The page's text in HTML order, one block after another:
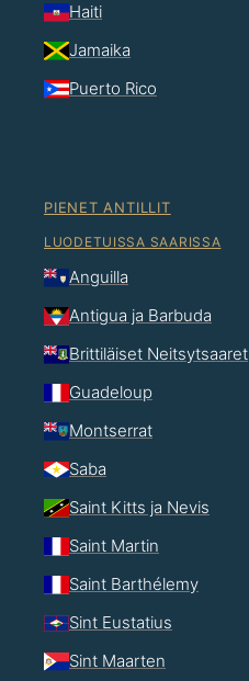
Haiti
Jamaika
Puerto Rico
PIENET ANTILLIT
LUODETUISSA SAARISSA
Anguilla
Antigua ja Barbuda
Brittiläiset Neitsytsaaret
Guadeloup
Montserrat
Saba
Saint Kitts ja Nevis
Saint Martin
Saint Barthélemy
Sint Eustatius
Sint Maarten